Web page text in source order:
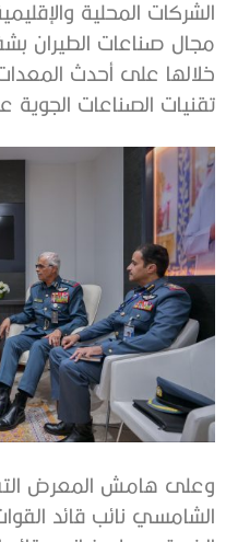
الشركات المحلية
مجال صناعات الطيران
خلالها على أحدث
تقنيات الصناعات
وعلى هامش المعرض
الشامسي نائب قائد